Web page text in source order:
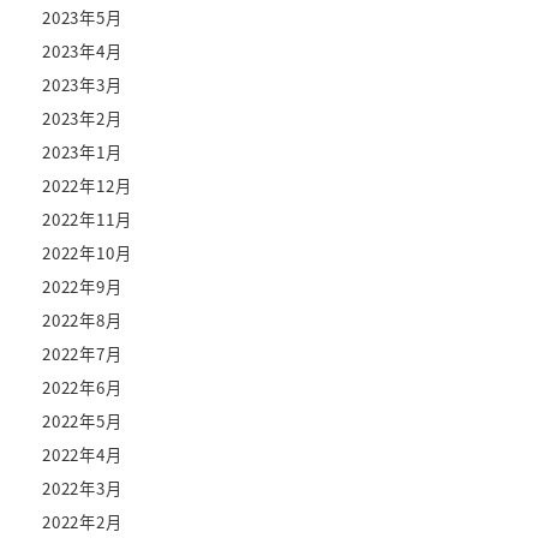
2023年5月
2023年4月
2023年3月
2023年2月
2023年1月
2022年12月
2022年11月
2022年10月
2022年9月
2022年8月
2022年7月
2022年6月
2022年5月
2022年4月
2022年3月
2022年2月